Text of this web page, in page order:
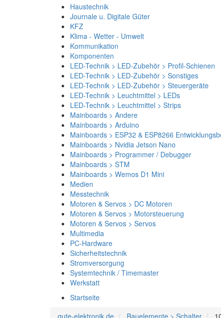
Haustechnik
Journale u. Digitale Güter
KFZ
Klima - Wetter - Umwelt
Kommunikation
Komponenten
LED-Technik > LED-Zubehör > Profil-Schienen
LED-Technik > LED-Zubehör > Sonstiges
LED-Technik > LED-Zubehör > Steuergeräte
LED-Technik > Leuchtmittel > LEDs
LED-Technik > Leuchtmittel > Strips
Mainboards > Andere
Mainboards > Arduino
Mainboards > ESP32 & ESP8266
Mainboards > Nvidia Jetson Nano
Mainboards > Programmer / Debugger
Mainboards > STM
Mainboards > Wemos D1 Mini
Medien
Messtechnik
Motoren & Servos > DC Motoren
Motoren & Servos > Motorsteuerung
Motoren & Servos > Servos
Multimedia
PC-Hardware
Sicherheitstechnik
Stromversorgung
Systemtechnik / Timemaster
Werkstatt
Startseite
gute-elektronik.de
Bauelemente > Schalter